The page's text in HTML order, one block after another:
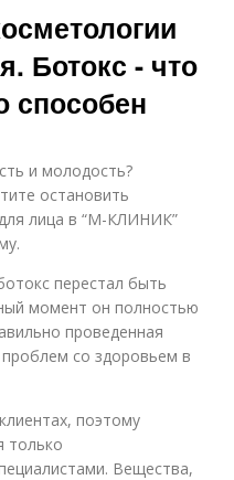
Ботокс - что
способен
и молодость?
остановить
лица в “М-КЛИНИК”
перестал быть
момент он полностью
проведенная
со здоровьем в
поэтому
только
Вещества,